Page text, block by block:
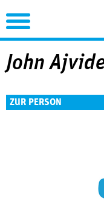
John
ZUR PERSON